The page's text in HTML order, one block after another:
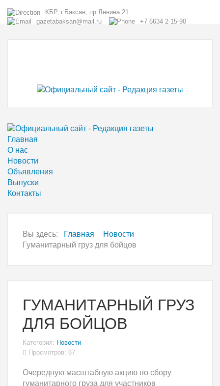
КБР, г.Баксан, пр.Ленина 21
gazetabaksan@mail.ru
+7 6634 2-15-90
Главная
О нас
Новости
Объявления
Выпуски
Контакты
Вы здесь: Главная
Новости
Гуманитарный груз для бойцов
ГУМАНИТАРНЫЙ ГРУЗ
ДЛЯ БОЙЦОВ
Категория: Новости
Просмотров: 67
Очередную масштабную акцию по сбору
гуманитарного груза для участников